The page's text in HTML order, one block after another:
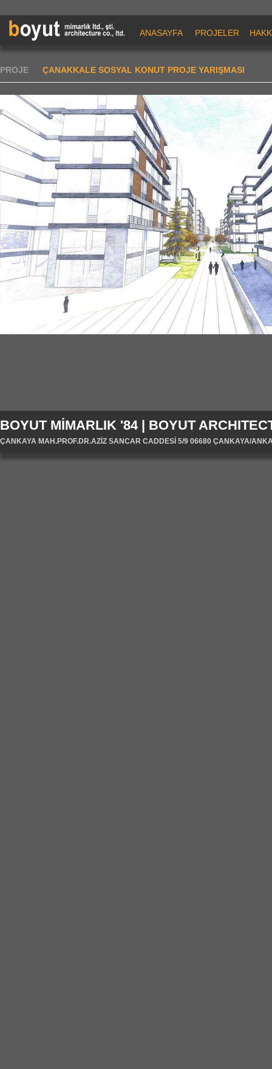
ANASAYFA PROJELER
PROJE ÇANAKKALE SOSYAL KONUT PROJE YARIŞMASI
BOYUT MİMARLIK '84 | BOYUT
ÇANKAYA MAH.PROF.DR.AZİZ SANCAR CADDESİ 5/9 06680 ÇANKAYA/